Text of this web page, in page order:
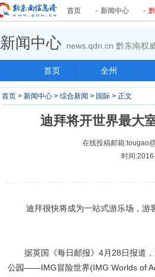
首页 - 新闻中心 -
新闻中心 news.qdn.cn 黔东南权
首页 | 全州 |
首页 > 新闻中心 > 综合新闻 > 国际 > 正文
迪拜将开世界最大
在线投稿邮箱
时间
迪拜很快将成为一站式游乐场，游
据英国《每日邮报》4月28日报道，
公园——IMG冒险世界(IMG Worlds of